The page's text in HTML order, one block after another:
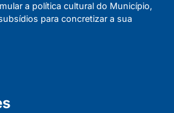
a política cultural do Município,
para concretizar a sua